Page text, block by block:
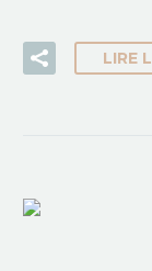
LIRE